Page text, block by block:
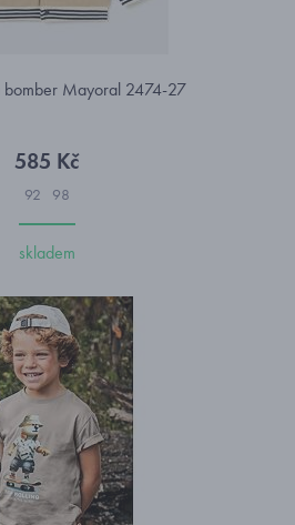
bomber Mayoral 2474-27
585 Kč
92 98
skladem